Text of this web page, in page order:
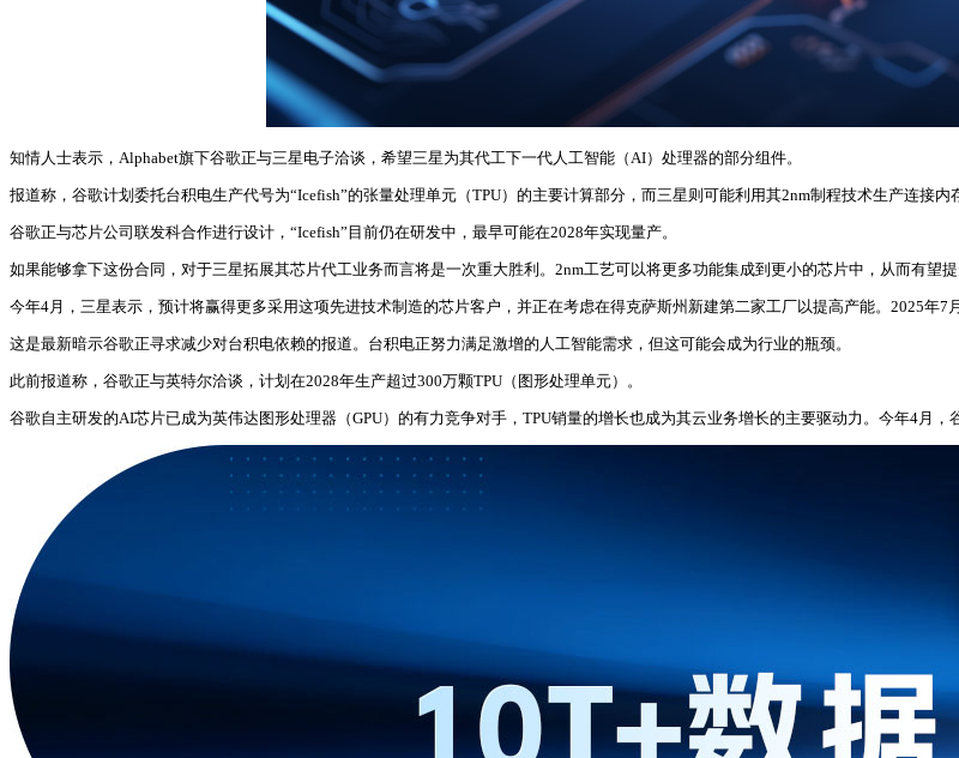
知情人士表示，Alphabet旗下谷歌正与三星电子洽谈，希望三星为其代工下一代人工智能（AI）处理器的部分组件。
报道称，谷歌计划委托台积电生产代号为“Icefish”的张量处理单元（TPU）的主要计算部分，而三星则可能利用其2nm制程技术生产连接内
谷歌正与芯片公司联发科合作进行设计，“Icefish”目前仍在研发中，最早可能在2028年实现量产。
如果能够拿下这份合同，对于三星拓展其芯片代工业务而言将是一次重大胜利。2nm工艺可以将更多功能集成到更小的芯片中，从而有望
今年4月，三星表示，预计将赢得更多采用这项先进技术制造的芯片客户，并正在考虑在得克萨斯州新建第二家工厂以提高产能。2025年7
这是最新暗示谷歌正寻求减少对台积电依赖的报道。台积电正努力满足激增的人工智能需求，但这可能会成为行业的瓶颈。
此前报道称，谷歌正与英特尔洽谈，计划在2028年生产超过300万颗TPU（图形处理单元）。
谷歌自主研发的AI芯片已成为英伟达图形处理器（GPU）的有力竞争对手，TPU销量的增长也成为其云业务增长的主要驱动力。今年4月